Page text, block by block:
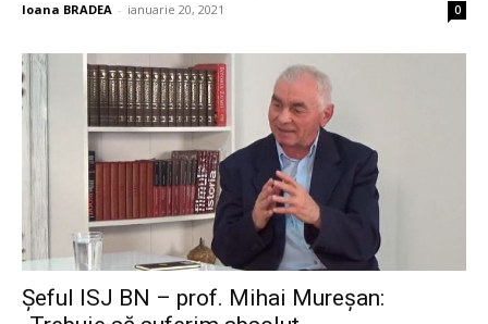
Ioana BRADEA - ianuarie 20, 2021 0
Șeful ISJ BN – prof. Mihai Mureșan: